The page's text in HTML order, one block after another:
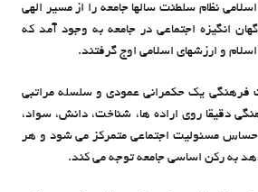
نظام سلطنت سالها جامعه را از مسیر الهی
انگیزه اجتماعی در جامعه به وجود آمد که
و ارزشهای اسلامی اوج گرفتند.
فرهنگی یک حکمرانی عمودی و سلسله مراتبی
دقیقا روی اراده ها، شناخت، دانش، سواد،
مسئولیت اجتماعی متمرکز می شود و هر
به رکن اساسی جامعه توجه می کند.